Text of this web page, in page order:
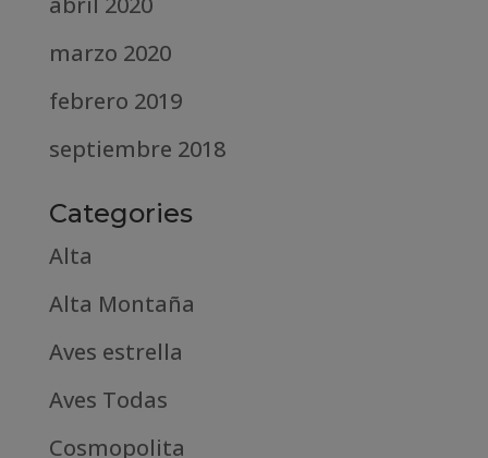
marzo 2020
febrero 2019
septiembre 2018
Categories
Alta
Alta Montaña
Aves estrella
Aves Todas
Cosmopolita